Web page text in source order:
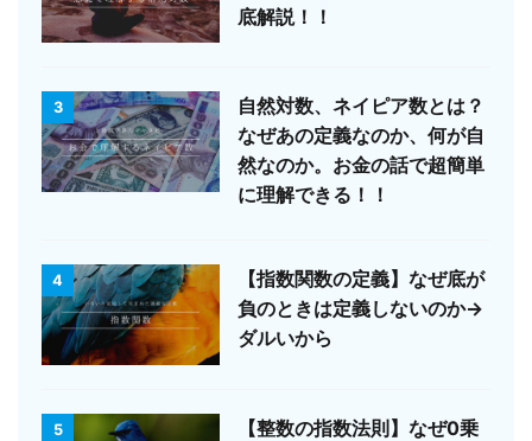
底解説！！
3
自然対数、ネイピア数とは？
なぜあの定義なのか、何が自
然なのか。お金の話で超簡単
に理解できる！！
4
【指数関数の定義】なぜ底が
負のときは定義しないのか→
ダルいから
5
【整数の指数法則】なぜ0乗